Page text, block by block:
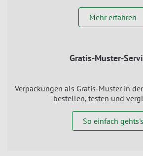
Mehr erfahren
Gratis-Muster-
Verpackungen als Gratis-Muster in
bestellen, testen und
So einfach gehts's